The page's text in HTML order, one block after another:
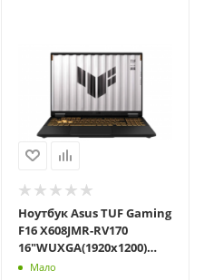
Ноутбук Asus TUF Gaming
F16 X608JMR-RV170
16"WUXGA(1920x1200)
IPS/Core i5-14450HX
Мало